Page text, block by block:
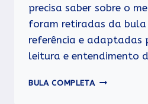
precisa saber sobre o
foram retiradas da
referência e adaptadas
leitura e entendimento
BULA COMPLETA NARIX